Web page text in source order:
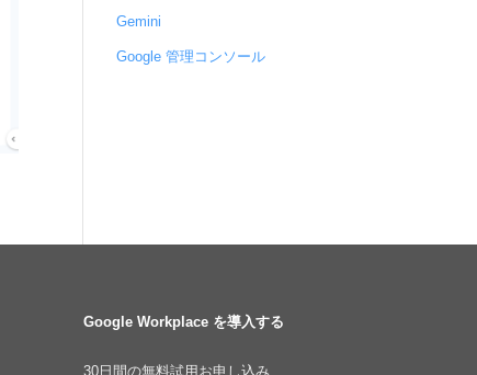
Gemini
Google 管理コンソール
Google Workplace を導入する
30日間の無料試用お申し込み